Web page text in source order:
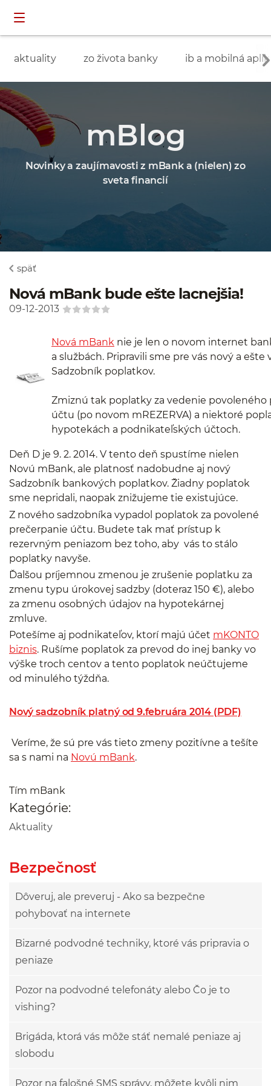
aktuality zo života banky ib a mobilná
mBlog
Novinky a zaujímavosti z mBank a (nielen) zo
sveta financií
späť
Nová mBank bude ešte lacnejšia!
09-12-2013
Nová mBank nie je len o novom internet
a službách. Pripravili sme pre vás nový a ešte
Sadzobník poplatkov.
Zmiznú tak poplatky za vedenie povoleného
účtu (po novom mREZERVA) a niektoré
hypotekách a podnikateľských účtoch.
Deň D je 9. 2. 2014. V tento deň spustíme nielen
Novú mBank, ale platnosť nadobudne aj nový
Sadzobník bankových poplatkov. Žiadny poplatok
sme nepridali, naopak znižujeme tie existujúce.
Z nového sadzobníka vypadol poplatok za povolené
prečerpanie účtu. Budete tak mať prístup k
rezervným peniazom bez toho, aby vás to stálo
poplatky navyše.
Ďalšou príjemnou zmenou je zrušenie poplatku za
zmenu typu úrokovej sadzby (doteraz 150 €), alebo
za zmenu osobných údajov na hypotekárnej
zmluve.
Potešíme aj podnikateľov, ktorí majú účet mKONTO
biznis. Rušíme poplatok za prevod do inej banky vo
výške troch centov a tento poplatok neúčtujeme
od minulého týždňa.
Nový sadzobník platný od 9.februára 2014 (PDF)
Veríme, že sú pre vás tieto zmeny pozitívne a tešíte
sa s nami na Novú mBank.
Tím mBank
Kategórie:
Aktuality
Bezpečnosť
Dôveruj, ale preveruj - Ako sa bezpečne
pohybovať na internete
Bizarné podvodné techniky, ktoré vás pripravia o
peniaze
Pozor na podvodné telefonáty alebo Čo je to
vishing?
Brigáda, ktorá vás môže stáť nemalé peniaze aj
slobodu
Pozor na falošné SMS správy, môžete kvôli nim